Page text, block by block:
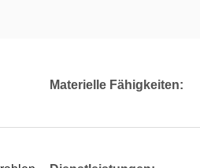
Materielle Fähigkeiten: